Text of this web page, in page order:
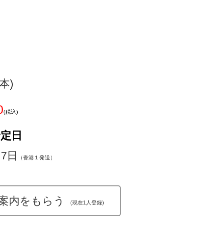
)
(税込)
日
日
（香港１発送）
内をもらう (現在1人登録)